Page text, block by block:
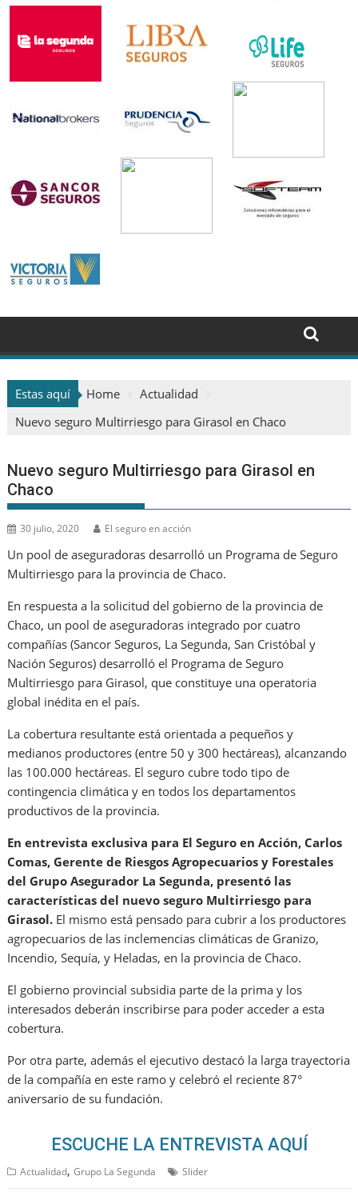
Estas aquí Home
Actualidad
Nuevo seguro Multirriesgo para Girasol en Chaco
Nuevo seguro Multirriesgo para Girasol en
Chaco
30 julio, 2020 El seguro en acción
Un pool de aseguradoras desarrolló un Programa de Seguro
Multirriesgo para la provincia de Chaco.
En respuesta a la solicitud del gobierno de la provincia de
Chaco, un pool de aseguradoras integrado por cuatro
compañías (Sancor Seguros, La Segunda, San Cristóbal y
Nación Seguros) desarrolló el Programa de Seguro
Multirriesgo para Girasol, que constituye una operatoria
global inédita en el país.
La cobertura resultante está orientada a pequeños y
medianos productores (entre 50 y 300 hectáreas), alcanzando
las 100.000 hectáreas. El seguro cubre todo tipo de
contingencia climática y en todos los departamentos
productivos de la provincia.
En entrevista exclusiva para El Seguro en Acción, Carlos
Comas, Gerente de Riesgos Agropecuarios y Forestales
del Grupo Asegurador La Segunda, presentó las
características del nuevo seguro Multirriesgo para
Girasol. El mismo está pensado para cubrir a los productores
agropecuarios de las inclemencias climáticas de Granizo,
Incendio, Sequía, y Heladas, en la provincia de Chaco.
El gobierno provincial subsidia parte de la prima y los
interesados deberán inscribirse para poder acceder a esta
cobertura.
Por otra parte, además el ejecutivo destacó la larga trayectoria
de la compañía en este ramo y celebró el reciente 87°
aniversario de su fundación.
ESCUCHE LA ENTREVISTA AQUÍ
Actualidad,Grupo La Segunda Slider